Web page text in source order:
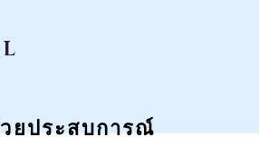
ยประสบการณ์